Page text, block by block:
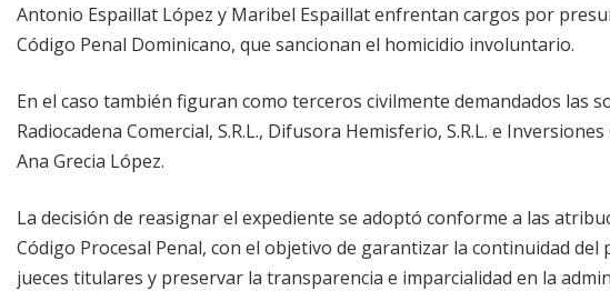
Antonio Espaillat López y Maribel Espaillat enfrentan cargos por
Código Penal Dominicano, que sancionan el homicidio involuntario.
En el caso también figuran como terceros civilmente demandados las
Radiocadena Comercial, S.R.L., Difusora Hemisferio, S.R.L. e Inversiones
Ana Grecia López.
La decisión de reasignar el expediente se adoptó conforme a las
Código Procesal Penal, con el objetivo de garantizar la continuidad
jueces titulares y preservar la transparencia e imparcialidad en la